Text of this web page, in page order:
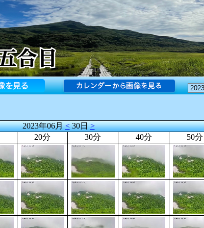
2023年06月<30日>
20分 30分 40分 50分